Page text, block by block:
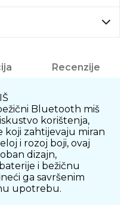
Recenzije
Bluetooth miš
korištenja,
koji zahtijevaju miran
i rozoj boji, ovaj
dizajn,
i bežičnu
ga savršenim
upotrebu.